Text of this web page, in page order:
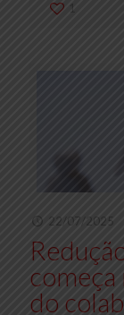
1
22/07/2025
começa
do